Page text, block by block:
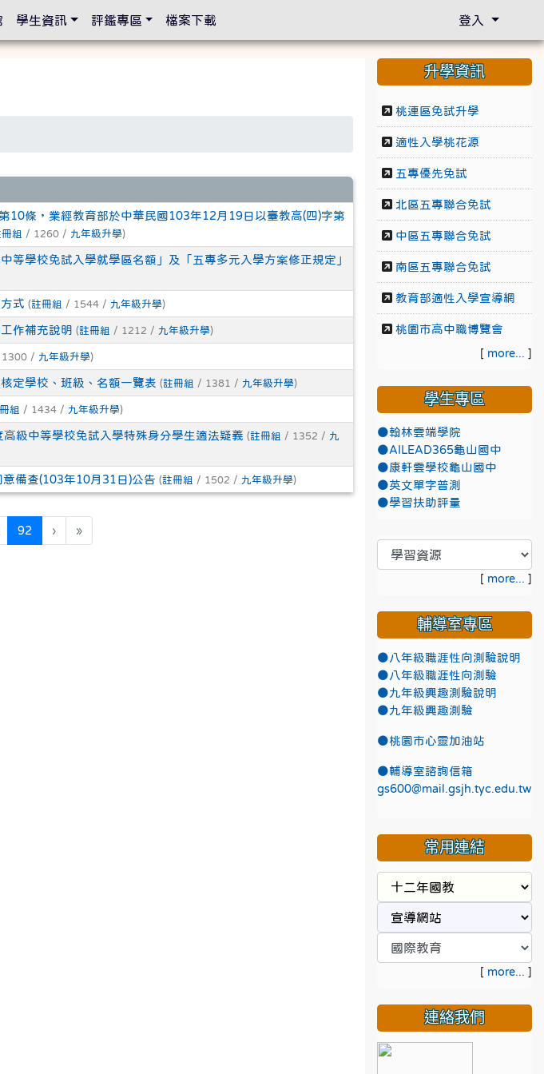
10條，業經教育部於中華民國103年12月19日以臺教高(四)字第
組 / 1260 / 九年級升學)
等學校免試入學就學區名額」及「五專多元入學方案修正規定」
式 (註冊組 / 1544 / 九年級升學)
作補充說明 (註冊組 / 1212 / 九年級升學)
/ 九年級升學)
定學校、班級、名額一覽表 (註冊組 / 1381 / 九年級升學)
組 / 1434 / 九年級升學)
級中等學校免試入學特殊身分學生適法疑義 (註冊組 / 1352 / 九
備查(103年10月31日)公告 (註冊組 / 1502 / 九年級升學)
92(目前頁次)
› »
升學資訊
桃連區免試升學
適性入學桃花源
五專優先免試
北區五專聯合免試
中區五專聯合免試
南區五專聯合免試
教育部適性入學宣導網
桃園市高中職博覽會
[ more... ]
學生專區
●翰林雲端學院
●AILEAD365龜山國中
●康軒雲學校龜山國中
●英文單字普測
●學習扶助評量
[ more... ]
輔導室專區
●八年級職涯性向測驗說明
●八年級職涯性向測驗
●九年級興趣測驗說明
●九年級興趣測驗
●桃園市心靈加油站
●輔導室諮詢信箱
gs600@mail.gsjh.tyc.edu.tw
常用連結
[ more... ]
連絡我們
學生資訊 評鑑專區 檔案下載 登入